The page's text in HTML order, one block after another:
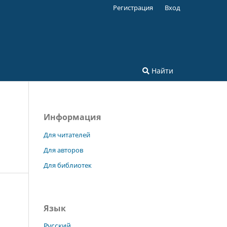
Найти
Регистрация Вход
Информация
Для читателей
Для авторов
Для библиотек
Язык